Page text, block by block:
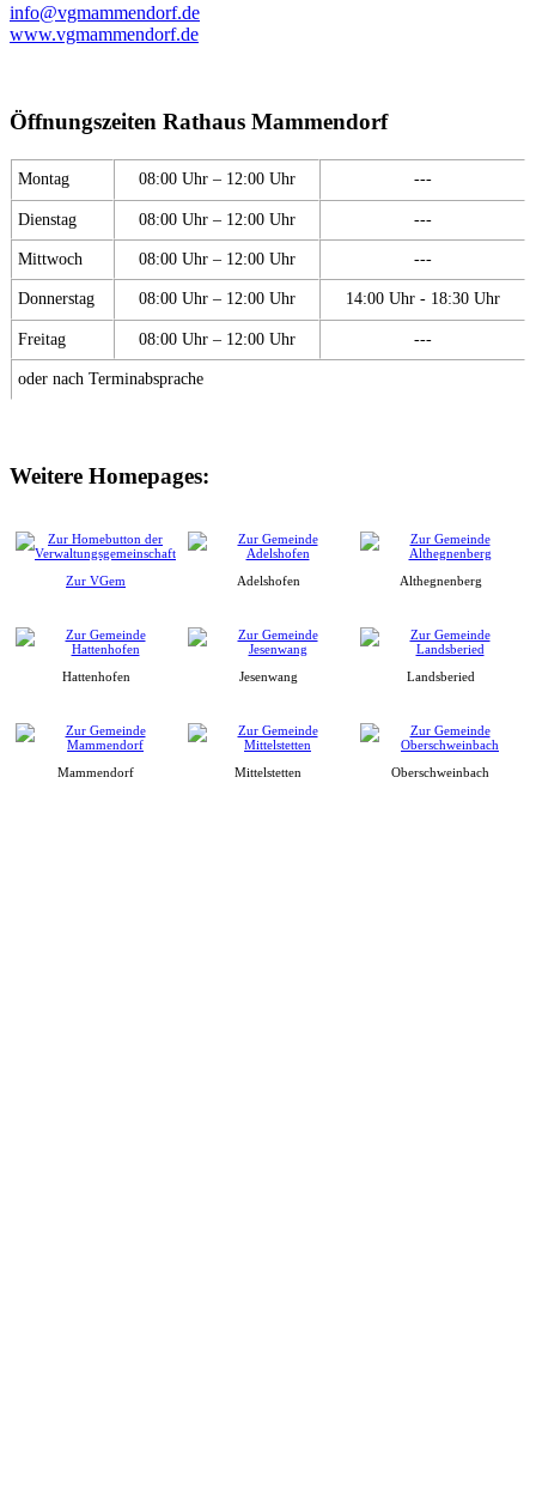
info@vgmammendorf.de
www.vgmammendorf.de
Öffnungszeiten Rathaus Mammendorf
Montag 08:00 Uhr – 12:00 Uhr ---
Dienstag 08:00 Uhr – 12:00 Uhr ---
Mittwoch 08:00 Uhr – 12:00 Uhr ---
Donnerstag 08:00 Uhr – 12:00 Uhr 14:00 Uhr - 18:30 Uhr
Freitag 08:00 Uhr – 12:00 Uhr ---
oder nach Terminabsprache
Weitere Homepages:
Zur VGem Adelshofen Althegnenberg
Hattenhofen Jesenwang Landsberied
Mammendorf Mittelstetten Oberschweinbach